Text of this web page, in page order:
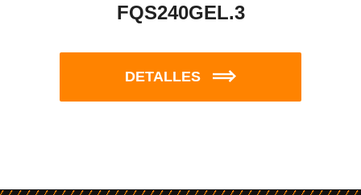
FQS240GEL.3
DETALLES